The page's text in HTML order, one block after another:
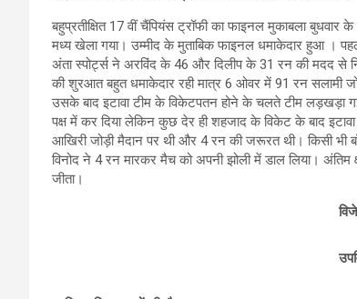
बहुप्रतीक्षित 17 वीं चैंपियंस ट्रॉफी का फाइनल मुकाबला बुधवार
मध्य खेला गया। उम्मीद के मुताबिक फाइनल धमाकेदार हुआ ।
अंता स्पोर्ट्स ने अरविंद के 46 और दिलीप के 31 रन की मदद से
की शुरआत बहुत धमाकेदार रही मात्र 6 ओवर में 91 रन सलामी
उसके बाद इटावा टीम के विकेटपतन होने के चलते टीम लड़खड़ा
पक्ष में कर दिया लेकिन कुछ देर ही शहजाद के विकेट के बाद
आखिरी जोड़ी मैदान पर थी और 4 रन की जरूरत थी। किसी भी
विनोद ने 4 रन मारकर मैच को अपनी झोली में डाल लिया।
जीता।